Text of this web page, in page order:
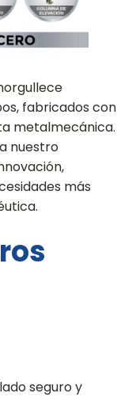
fabricados con
metalmecánica.
nuestro
más
seguro y